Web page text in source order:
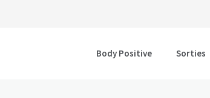
Body Positive Sorties